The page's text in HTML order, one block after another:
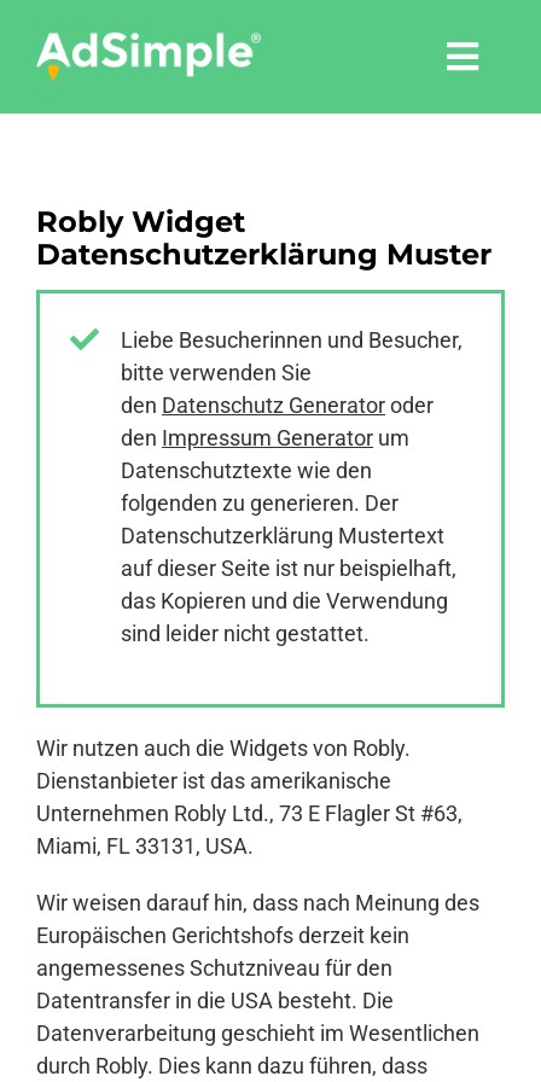
content
Tools
Pressemitteilungen
Anmelden
Robly Widget
Datenschutzerklärung Muster
Liebe Besucherinnen und Besucher,
bitte verwenden Sie
den Datenschutz Generatoroder
den Impressum Generator um
Datenschutztexte wie den
folgenden zu generieren. Der
Datenschutzerklärung Mustertext
auf dieser Seite ist nur beispielhaft,
das Kopieren und die Verwendung
sind leider nicht gestattet.
Wir nutzen auch die Widgets von Robly.
Dienstanbieter ist das amerikanische
Unternehmen Robly Ltd., 73 E Flagler St #63,
Miami, FL 33131, USA.
Wir weisen darauf hin, dass nach Meinung des
Europäischen Gerichtshofs derzeit kein
angemessenes Schutzniveau für den
Datentransfer in die USA besteht. Die
Datenverarbeitung geschieht im Wesentlichen
durch Robly. Dies kann dazu führen, dass